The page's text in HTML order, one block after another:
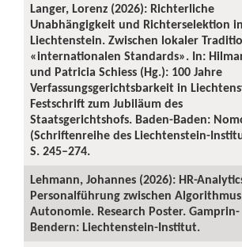
Langer, Lorenz (2026): Richterliche
Unabhängigkeit und Richterselektion in
Liechtenstein. Zwischen lokaler
«internationalen Standards». In:
und Patricia Schiess (Hg.): 100 Jahre
Verfassungsgerichtsbarkeit in
Festschrift zum Jubiläum des
Staatsgerichtshofs. Baden-Baden:
(Schriftenreihe des Liechtenstein-
S. 245–274.
Lehmann, Johannes (2026): HR-
Personalführung zwischen
Autonomie. Research Poster. Gamprin-
Bendern: Liechtenstein-Institut.